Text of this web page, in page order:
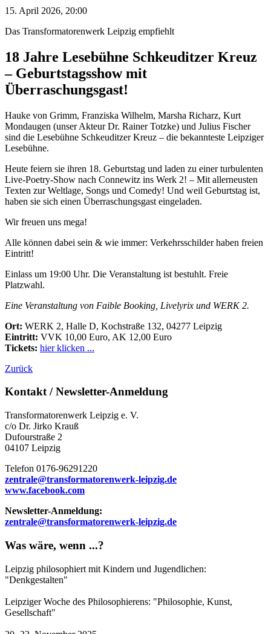
15. April 2026, 20:00
Das Transformatorenwerk Leipzig empfiehlt
18 Jahre Lesebühne Schkeuditzer Kreuz
– Geburtstagsshow mit
Überraschungsgast!
Hauke von Grimm, Franziska Wilhelm, Marsha Richarz, Kurt
Mondaugen (unser Akteur Dr. Rainer Totzke) und Julius Fischer
sind die Lesebühne Schkeuditzer Kreuz – die bekannteste Leipziger
Lesebühne.
Heute feiern sie ihren 18. Geburtstag und laden zu einer turbulenten
Live-Poetry-Show nach Connewitz ins Werk 2! – Mit allerneusten
Texten zur Weltlage, Songs und Comedy! Und weil Geburtstag ist,
haben sie sich einen Überraschungsgast eingeladen.
Wir freuen uns mega!
Alle können dabei sein & wie immer: Verkehrsschilder haben freien
Eintritt!
Einlass um 19:00 Uhr. Die Veranstaltung ist bestuhlt. Freie
Platzwahl.
Eine Veranstaltung von Faible Booking, Livelyrix und WERK 2.
Ort: WERK 2, Halle D, Kochstraße 132, 04277 Leipzig
Eintritt: VVK 10,00 Euro, AK 12,00 Euro
Tickets: hier klicken ...
Zurück
Kontakt / Newsletter-Anmeldung
Transformatorenwerk Leipzig e. V.
c/o Dr. Jirko Krauß
Dufourstraße 2
04107 Leipzig
Telefon 0176-96291220
zentrale@transformatorenwerk-leipzig.de
www.facebook.com
Newsletter-Anmeldung:
zentrale@transformatorenwerk-leipzig.de
Was wäre, wenn ...?
Leipzig philosophiert mit Kindern und Jugendlichen:
"Denkgestalten"
Leipziger Woche des Philosophierens: "Philosophie, Kunst,
Gesellschaft"